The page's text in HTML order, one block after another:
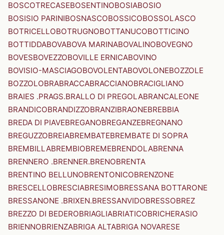
BOSCOTRECASEBOSENTINOBOSIABOSIO
BOSISIO PARINIBOSNASCOBOSSICOBOSSOLASCO
BOTRICELLOBOTRUGNOBOTTANUCOBOTTICINO
BOTTIDDABOVABOVA MARINABOVALINOBOVEGNO
BOVESBOVEZZOBOVILLE ERNICABOVINO
BOVISIO-MASCIAGOBOVOLENTABOVOLONEBOZZOLE
BOZZOLOBRABRACCABRACCIANOBRACIGLIANO
BRAIES .PRAGS.BRALLO DI PREGOLABRANCALEONE
BRANDICOBRANDIZZOBRANZIBRAONEBREBBIA
BREDA DI PIAVEBREGANOBREGANZEBREGNANO
BREGUZZOBREIABREMBATEBREMBATE DI SOPRA
BREMBILLABREMBIOBREMEBRENDOLABRENNA
BRENNERO .BRENNER.BRENOBRENTA
BRENTINO BELLUNOBRENTONICOBRENZONE
BRESCELLOBRESCIABRESIMOBRESSANA BOTTARONE
BRESSANONE .BRIXEN.BRESSANVIDOBRESSOBREZ
BREZZO DI BEDEROBRIAGLIABRIATICOBRICHERASIO
BRIENNOBRIENZABRIGA ALTABRIGA NOVARESE